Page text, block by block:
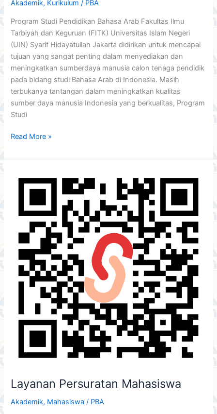
Akademik, Kurikulum / PBA
Program Studi Pendidikan Bahasa Arab Fakultas Ilmu
Tarbiyah dan Keguruan (FITK) Universitas Islam Negeri
(UIN) Syarif Hidayatullah Jakarta didirikan untuk mencapai
tujuan yang sangat penting dalam menyediakan dan
meningkatkan sumberdaya manusia calon tenaga pendidik
pada bidang studi Bahasa Arab di Indonesia. Masih
terbukanya tantangan dalam meningkatkan kualitas
sumber daya manusia Indonesia yang berkualitas, Program
Studi
Read More »
Layanan Persuratan Mahasiswa
Akademik, Mahasiswa / PBA
Persuratan